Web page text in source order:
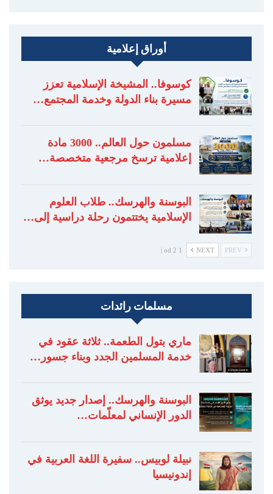
أوراق إعلامية
كوسوفا.. المشيخة الإسلامية تعزز
مسيرة بناء الدولة وخدمة المجتمع…
مسلمون حول العالم.. 3000 مادة
إعلامية ترسخ مرجعية متخصصة…
البوسنة والهرسك.. طلاب العلوم
الإسلامية يختتمون رحلة دراسية إلى…
NEXT
1 od 2 |
مسلمات رائدات
ماري بتول الطعمة.. ثلاثة عقود في
خدمة المسلمين الجدد وبناء جسور…
البوسنة والهرسك.. إصدار جديد يوثق
الدور الإنساني لمعلّمات…
نبيلة لوبيس.. سفيرة اللغة العربية في
إندونيسيا